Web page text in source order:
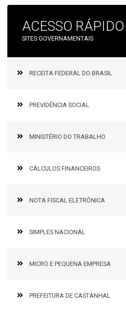
ACESSO RÁPIDO
SITES GOVERNAMENTAIS
RECEITA FEDERAL DO BRASIL
PREVIDÊNCIA SOCIAL
MINISTÉRIO DO TRABALHO
CÁLCULOS FINANCEIROS
NOTA FISCAL ELETRÔNICA
SIMPLES NACIONAL
MICRO E PEQUENA EMPRESA
PREFEITURA DE CASTANHAL